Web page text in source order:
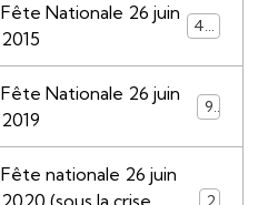
Fête Nationale 26 juin
2015
44
Fête Nationale 26 juin
2019
9
Fête nationale 26 juin
21